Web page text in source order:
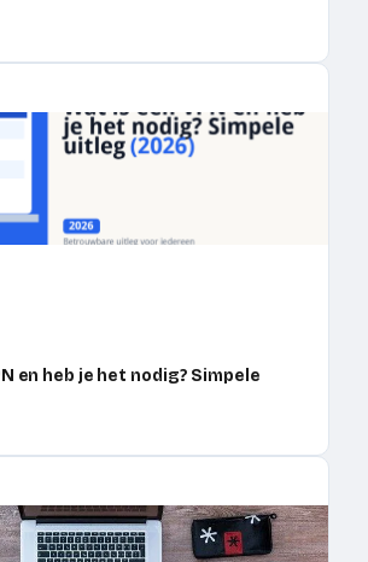
en heb je het nodig? Simpele